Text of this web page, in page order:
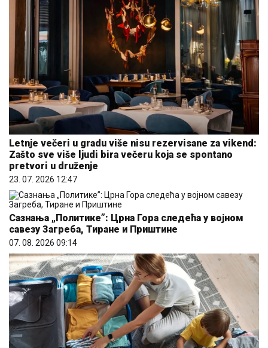
Letnje večeri u gradu više nisu rezervisane za vikend:
Zašto sve više ljudi bira večeru koja se spontano
pretvori u druženje
23. 07. 2026 12:47
Сазнања „Политике”: Црна Гора следећа у војном
савезу Загреба, Тиране и Приштине
07. 08. 2026 09:14